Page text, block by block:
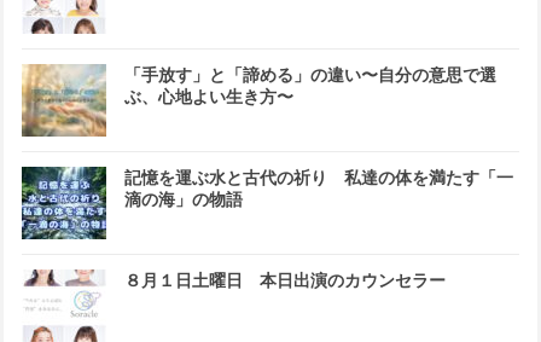
「手放す」と「諦める」の違い〜自分の意思で選
ぶ、心地よい生き方〜
記憶を運ぶ水と古代の祈り 私達の体を満たす「一
滴の海」の物語
８月１日土曜日 本日出演のカウンセラー